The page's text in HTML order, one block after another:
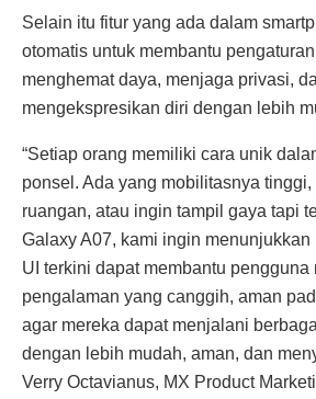
Selain itu fitur yang ada dalam
otomatis untuk membantu
menghemat daya, menjaga privasi,
mengekspresikan diri dengan lebih
“Setiap orang memiliki cara unik
ponsel. Ada yang mobilitasnya
ruangan, atau ingin tampil gaya tapi
Galaxy A07, kami ingin
UI terkini dapat membantu pengguna
pengalaman yang canggih, aman
agar mereka dapat menjalani
dengan lebih mudah, aman, dan
Verry Octavianus, MX Product